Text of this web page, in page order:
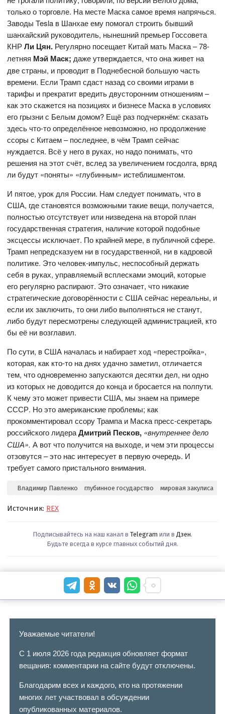
только о торговле. На месте Маска самое время напрячься.
Заводы Tesla в Шанхае ему помогал строить бывший
шанхайский руководитель, нынешний премьер Госсовета
КНРЛи Цян. Регулярно посещает Китай мать Маска – 78-
летняя Мэй Маск;даже утверждается, что она живет на
две страны, и проводит в Поднебесной большую часть
времени. Если Трамп сдаст назад со своими играми в
тарифы и прекратит вредить двусторонним отношениям –
как это скажется на позициях и бизнесе Маска в условиях
его грызни с Белым домом? Ещё раз подчеркнём: сказать
здесь что-то определённое невозможно, но продолжение
ссоры с Китаем – последнее, в чём Трамп сейчас
нуждается. Всё у него в руках, но надо понимать, что
решения на этот счёт, вслед за увеличением госдолга, вряд
ли будут «поняты» «глубинным» истеблишментом.
И пятое, урок для России. Нам следует понимать, что в
США, где становятся возможными такие вещи, получается,
полностью отсутствует или низведена на второй план
государственная стратегия, наличие которой подобные
эксцессы исключает. По крайней мере, в публичной сфере.
Трамп непредсказуем ни в государственной, ни в кадровой
политике. Это человек-импульс, неспособный держать
себя в руках, управляемый всплесками эмоций, которые
его регулярно распирают. Это означает, что никакие
стратегические договорённости с США сейчас нереальны, и
если их заключить, то они либо выполняться не станут,
либо будут пересмотрены следующей администрацией, кто
бы её ни возглавил.
По сути, в США началась и набирает ход «перестройка»,
которая, как кто-то на днях удачно заметил, отличается
тем, что одновременно запускаются десятки дел, ни одно
из которых не доводится до конца и бросается на полпути.
К чему это может привести США, мы знаем на примере
СССР. Но это американские проблемы; как
прокомментировал ссору Трампа и Маска пресс-секретарь
российского лидераДмитрий Песков, «внутреннее дело
США». А вот что получится на выходе, и чем эти процессы
отзовутся – это нас интересует в первую очередь. И
требует самого пристального внимания.
Владимир Павленко глубинное государство мировая закулиса
Источник: REX
Подписывайтесь на наш канал в Telegram или в Дзен.
Будьте всегда в курсе главных событий дня.
Уважаемые читатели!
С 1 июля 2026 года редакция обновляет формат
вещания: комментарии на сайте будут отключены.
Благодарим всех и каждого, кто на протяжении
многих лет участвовал в обсуждении
опубликованных материалов.